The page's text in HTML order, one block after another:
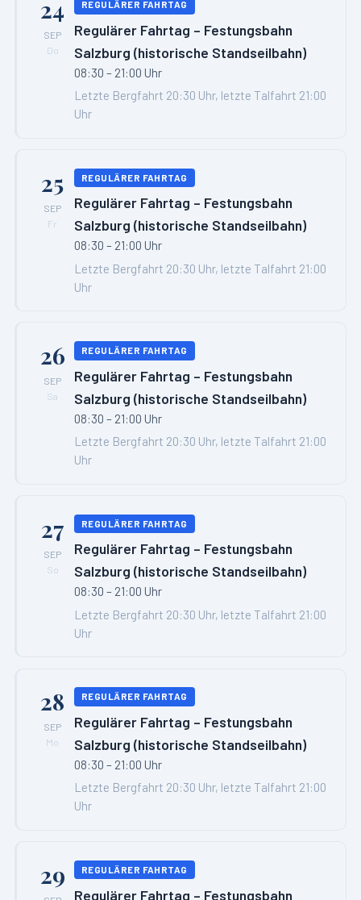
24
SEP
Do
REGULÄRER FAHRTAG
Regulärer Fahrtag – Festungsbahn
Salzburg (historische Standseilbahn)
08:30 – 21:00 Uhr
Letzte Bergfahrt 20:30 Uhr, letzte Talfahrt 21:00
Uhr
25
SEP
Fr
REGULÄRER FAHRTAG
Regulärer Fahrtag – Festungsbahn
Salzburg (historische Standseilbahn)
08:30 – 21:00 Uhr
Letzte Bergfahrt 20:30 Uhr, letzte Talfahrt 21:00
Uhr
26
SEP
Sa
REGULÄRER FAHRTAG
Regulärer Fahrtag – Festungsbahn
Salzburg (historische Standseilbahn)
08:30 – 21:00 Uhr
Letzte Bergfahrt 20:30 Uhr, letzte Talfahrt 21:00
Uhr
27
SEP
So
REGULÄRER FAHRTAG
Regulärer Fahrtag – Festungsbahn
Salzburg (historische Standseilbahn)
08:30 – 21:00 Uhr
Letzte Bergfahrt 20:30 Uhr, letzte Talfahrt 21:00
Uhr
28
SEP
Mo
REGULÄRER FAHRTAG
Regulärer Fahrtag – Festungsbahn
Salzburg (historische Standseilbahn)
08:30 – 21:00 Uhr
Letzte Bergfahrt 20:30 Uhr, letzte Talfahrt 21:00
Uhr
29 REGULÄRER FAHRTAG
Regulärer Fahrtag – Festungsbahn